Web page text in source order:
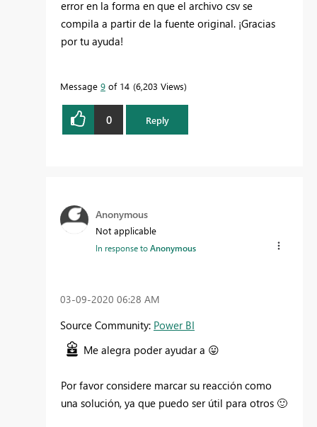
error en la forma en que el archivo csv se
compila a partir de la fuente original. ¡Gracias
por tu ayuda!
Message 9 of 14 6,203 Views
0 Reply
Anonymous
Not applicable
In response toAnonymous
‎03-09-2020 06:28 AM
Source Community: Power BI
Me alegra poder ayudara 😛
Por favor considere marcar su reacción como
una solución, ya que puedo ser útil para otros 🙂